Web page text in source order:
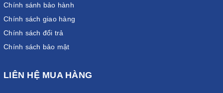
Chính sánh bảo hành
Chính sách giao hàng
Chính sách đổi trả
Chính sách bảo mật
LIÊN HỆ MUA HÀNG